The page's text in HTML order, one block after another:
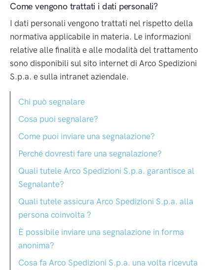
Come vengono trattati i dati personali?
I dati personali vengono trattati nel rispetto della
normativa applicabile in materia. Le informazioni
relative alle finalità e alle modalità del trattamento
sono disponibili sul sito internet di Arco Spedizioni
S.p.a. e sulla intranet aziendale.
Chi può segnalare
Cosa puoi segnalare?
Come puoi inviare una segnalazione?
Perché dovresti fare una segnalazione?
Quali tutele Arco Spedizioni S.p.a. garantisce al
Segnalante?
Quali tutele assicura Arco Spedizioni S.p.a. alla
persona coinvolta ?
È possibile inviare una segnalazione in forma
anonima?
Cosa fa Arco Spedizioni S.p.a. una volta ricevuta